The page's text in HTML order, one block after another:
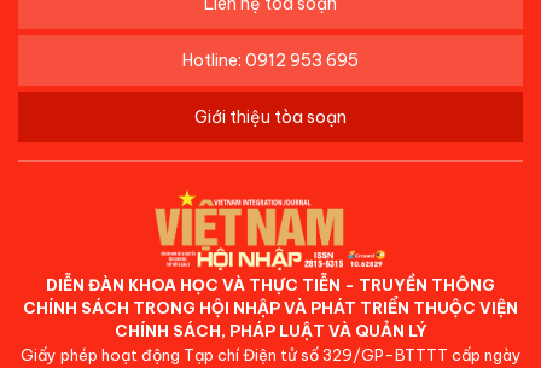
Hotline: 0912 953 695
Giới thiệu tòa soạn
DIỄN ĐÀN KHOA HỌC VÀ THỰC TIỄN - TRUYỀN THÔNG
CHÍNH SÁCH TRONG HỘI NHẬP VÀ PHÁT TRIỂN THUỘC VIỆN
CHÍNH SÁCH, PHÁP LUẬT VÀ QUẢN LÝ
Giấy phép hoạt động Tạp chí Điện tử số 329/GP-BTTTT cấp ngày